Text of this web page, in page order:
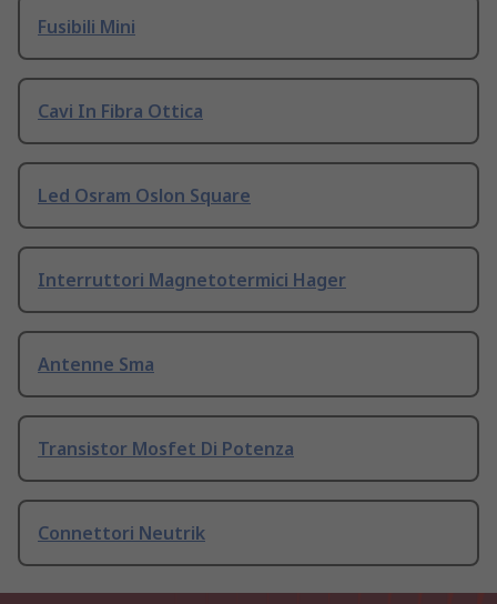
Fusibili Mini
Cavi In Fibra Ottica
Led Osram Oslon Square
Interruttori Magnetotermici Hager
Antenne Sma
Transistor Mosfet Di Potenza
Connettori Neutrik